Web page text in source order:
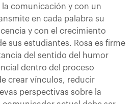
comunicación y con un
en cada palabra su
y con el crecimiento
sus estudiantes. Rosa es firme
del sentido del humor
dentro del proceso
crear vínculos, reducir
perspectivas sobre la